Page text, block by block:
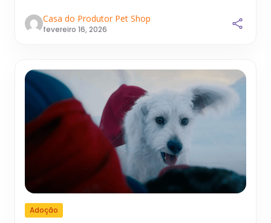
Casa do Produtor Pet Shop
fevereiro 16, 2026
Adoção